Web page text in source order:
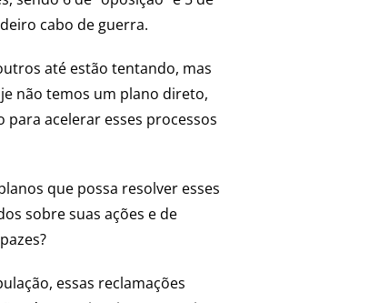
cabo de guerra.
até estão tentando, mas
não temos um plano direto,
acelerar esses processos
que possa resolver esses
sobre suas ações e de
essas reclamações